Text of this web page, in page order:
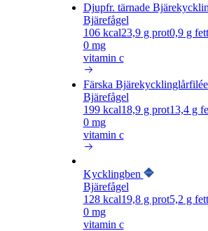
Djupfr. tärnade
Bjärefågel
106kcal23,9g prot0,9g fett
0 mg
vitamin c
Färska
Bjärefågel
199kcal18,9g prot13,4g
0 mg
vitamin c
Kycklingben
Bjärefågel
128kcal19,8g prot5,2 g fett
0 mg
vitamin c